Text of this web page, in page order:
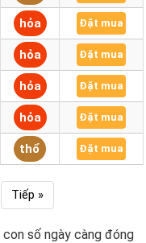
hỏa Đặt mua
hỏa Đặt mua
hỏa Đặt mua
hỏa Đặt mua
thổ Đặt mua
Tiếp »
số ngày càng đóng